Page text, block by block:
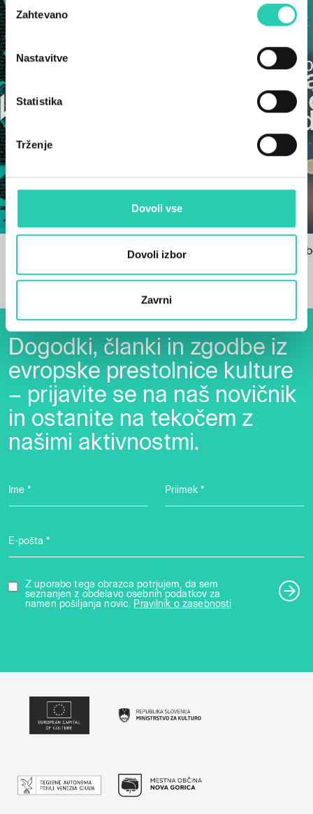
soglasja
Zahtevano
Nastavitve
Statistika
Trženje
Dovoli vse
Dovoli izbor
Zavrni
Manj kot 100 dni do goriškega
20/11/2024
Brezmejne
22/11/2024
Dogodki, članki in zgodbe iz
evropske prestolnice kulture
– prijavite se na naš novičnik
in ostanite na tekočem z
našimi aktivnostmi.
Ime * Priimek *
E-pošta *
Z uporabo tega obrazca potrjujem, da sem
seznanjen z obdelavo osebnih podatkov za
namen pošiljanja novic.
Pravilnik o zasebnosti